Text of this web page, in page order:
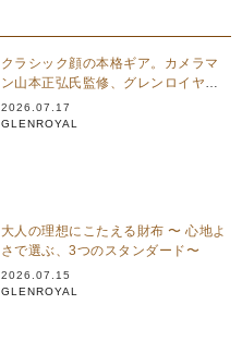
クラシック顔の本格ギア。カメラマ
ン山本正弘氏監修、グレンロイヤル
のカメラバッグ
2026.07.17
GLENROYAL
大人の理想にこたえる財布 〜 心地よ
さで選ぶ、3つのスタンダード〜
2026.07.15
GLENROYAL